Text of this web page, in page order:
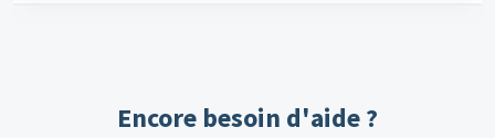
Encore besoin d'aide ?